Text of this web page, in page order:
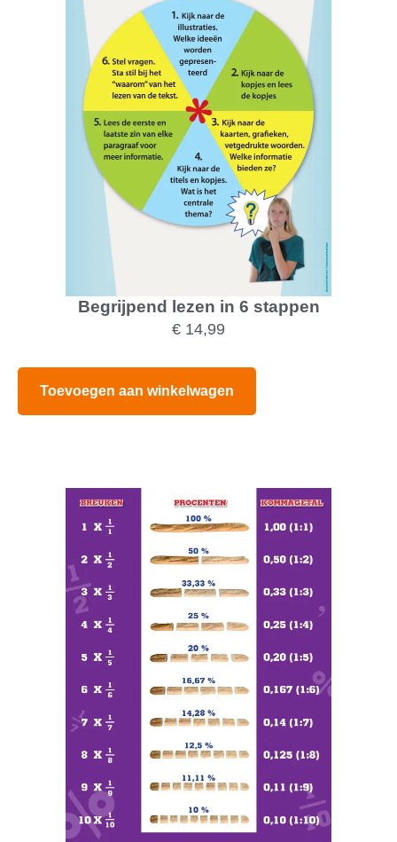
Begrijpend lezen in 6 stappen
€ 14,99
Toevoegen aan winkelwagen